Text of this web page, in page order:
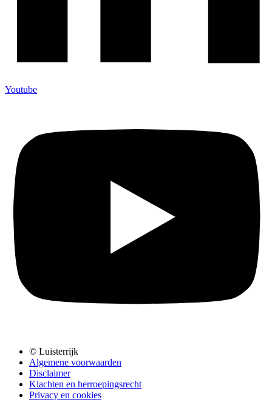
Youtube
© Luisterrijk
Algemene voorwaarden
Disclaimer
Klachten en herroepingsrecht
Privacy en cookies